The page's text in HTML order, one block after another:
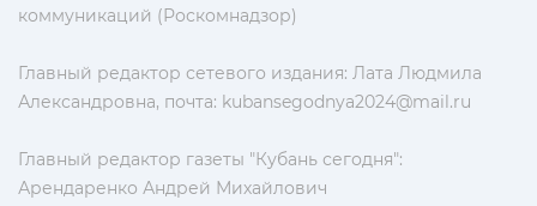
коммуникаций (Роскомнадзор)
Главный редактор сетевого издания: Лата Людмила
Александровна, почта: kubansegodnya2024@mail.ru
Главный редактор газеты "Кубань сегодня":
Арендаренко Андрей Михайлович